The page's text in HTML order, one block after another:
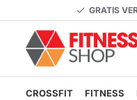
GRATIS
CROSSFIT FITNESS